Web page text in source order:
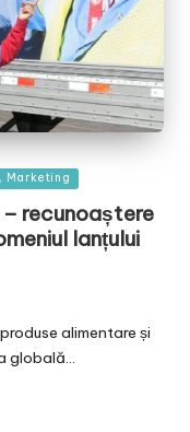
Marketing
recunoaștere
lanțului
alimentare și
globală…